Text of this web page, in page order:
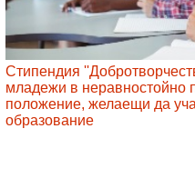
Стипендия
младежи в неравностойно
положение, желаещи да
образование